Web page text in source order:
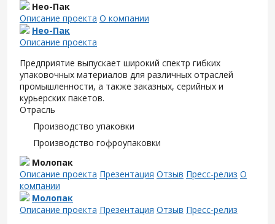
Нео-Пак
Описание проекта О компании
Нео-Пак
Описание проекта
Предприятие выпускает широкий спектр гибких
упаковочных материалов для различных отраслей
промышленности, а также заказных, серийных и
курьерских пакетов.
Отрасль
Производство упаковки
Производство гофроупаковки
Молопак
Описание проекта Презентация Отзыв Пресс-релиз О
компании
Молопак
Описание проекта Презентация Отзыв Пресс-релиз